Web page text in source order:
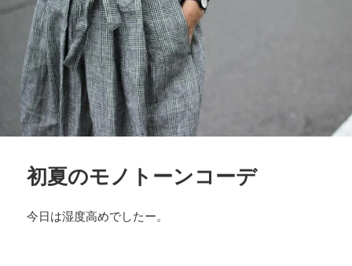
初夏のモノトーンコーデ
今日は湿度高めでしたー。